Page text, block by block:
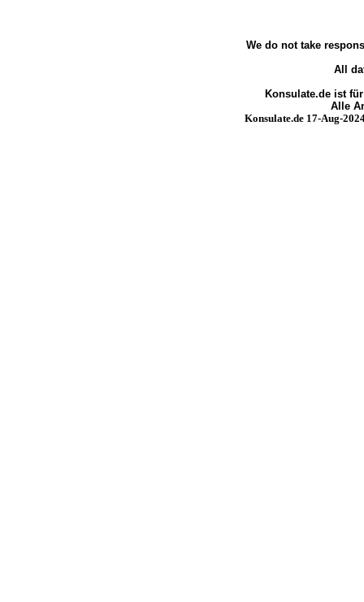
We do not take
All
Konsulate.de ist
Alle
Konsulate.de 17-Aug-